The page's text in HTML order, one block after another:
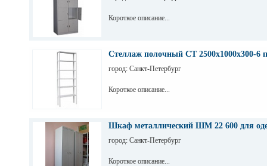
Короткое описание...
Стеллаж полочный СТ 2500х1000х300-6
город: Санкт-Петербург
Короткое описание...
Шкаф металлический ШМ 22 600 для
город: Санкт-Петербург
Короткое описание...